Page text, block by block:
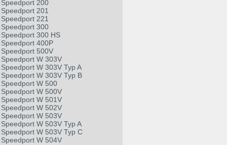
Speedport 200
Speedport 201
Speedport 221
Speedport 300
Speedport 300 HS
Speedport 400P
Speedport 500V
Speedport W 303V
Speedport W 303V Typ A
Speedport W 303V Typ B
Speedport W 500
Speedport W 500V
Speedport W 501V
Speedport W 502V
Speedport W 503V
Speedport W 503V Typ A
Speedport W 503V Typ C
Speedport W 504V